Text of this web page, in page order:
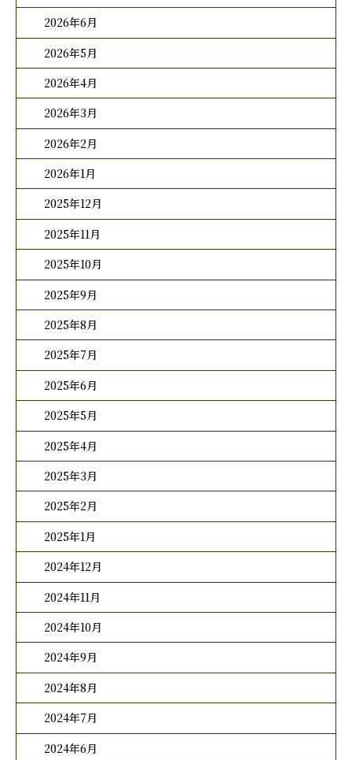
2026年6月
2026年5月
2026年4月
2026年3月
2026年2月
2026年1月
2025年12月
2025年11月
2025年10月
2025年9月
2025年8月
2025年7月
2025年6月
2025年5月
2025年4月
2025年3月
2025年2月
2025年1月
2024年12月
2024年11月
2024年10月
2024年9月
2024年8月
2024年7月
2024年6月